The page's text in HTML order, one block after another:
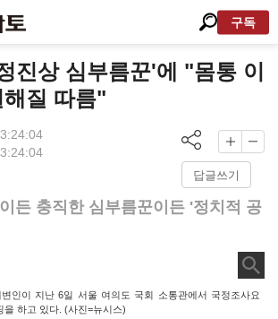
구독
진상 심부름꾼'에 "몸통 이
질 따름"
답글쓰기
든 충직한 심부름꾼이든 '정치적 공
인이 지난 6일 서울 여의도 국회 소통관에서 국정조사요
을 하고 있다. (사진=뉴시스)